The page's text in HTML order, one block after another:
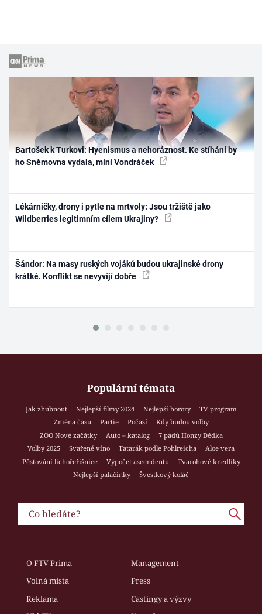
Bartošek k Turkovi: Hyenismus a nehoráznost. Ke stíhání by
ho Sněmovna vydala, míní Vondráček
Lékárničky, drony i pytle na mrtvoly: Jsou tržiště jako
Wildberries legitimním cílem Ukrajiny?
Šándor: Na masy ruských vojáků budou ukrajinské drony
krátké. Konflikt se nevyvíjí dobře
Populární témata
Jak zhubnout Nejlepší filmy 2024 Nejlepší horory
TV program
Změna času
Partie Počasí
Kdy budou volby
ZOO Nové začátky
Auto – katalog
7 pádů Honzy Dědka
Volby 2025
Svařené víno Tatarák podle Pohlreicha
Aloe vera
Pěstování lichořeřišnice
Výpočet ascendentu
Tvarohové knedlíky
Nejlepší palačinky
Švestkový koláč
O FTV Prima
Management
Volná místa
Press
Reklama
Castingy a výzvy